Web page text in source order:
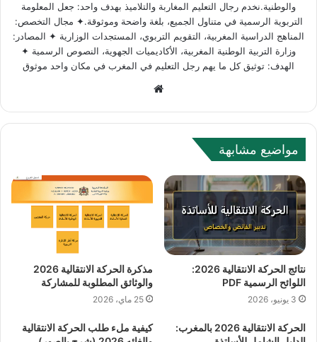
والوطنية.نخدم رجال التعليم المغاربة والتلاميذ بهدف واحد: جعل المعلومة
التربوية الرسمية في متناول الجميع، بلغة واضحة وموثوقة.✦ مجال التخصص:
المناهج الدراسية المغربية، التقويم التربوي، المستجدات الوزارية ✦ المصادر:
وزارة التربية الوطنية المغربية، الأكاديميات الجهوية، النصوص الرسمية ✦
الهدف: توثيق كل ما يهم رجل التعليم في المغرب في مكان واحد موثوق
مواضيع مشابهة
نتائج الحركة الانتقالية 2026:
اللوائح الرسمية PDF
3 يونيو، 2026
مذكرة الحركة الانتقالية 2026
والوثائق المطلوبة للمشاركة
25 ماي، 2026
الحركة الانتقالية 2026 بالمغرب:
كيفية ملء طلب الحركة الانتقالية